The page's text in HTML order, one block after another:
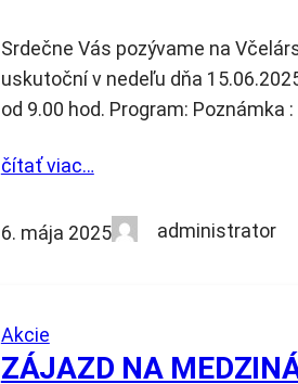
Srdečne Vás pozývame na
uskutoční v nedeľu dňa
od 9.00 hod. Program: Poznámka
čítať viac…
6. mája 2025 administrator
Akcie
ZÁJAZD NA